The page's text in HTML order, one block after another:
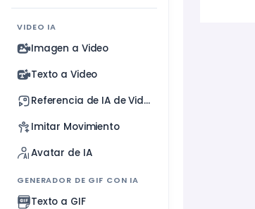
VIDEO IA
Imagen a Video
Texto a Video
Referencia de IA de Video
Imitar Movimiento
Avatar de IA
GENERADOR DE GIF CON IA
Texto a GIF